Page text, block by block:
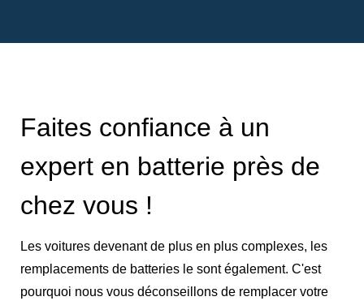
Faites confiance à un
expert en batterie près de
chez vous !
Les voitures devenant de plus en plus complexes, les
remplacements de batteries le sont également. C'est
pourquoi nous vous déconseillons de remplacer votre